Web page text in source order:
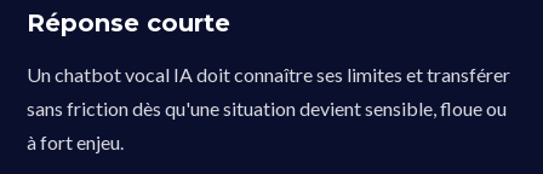
Réponse courte
Un chatbot vocal IA doit connaître ses limites et transférer
sans friction dès qu'une situation devient sensible, floue ou
à fort enjeu.